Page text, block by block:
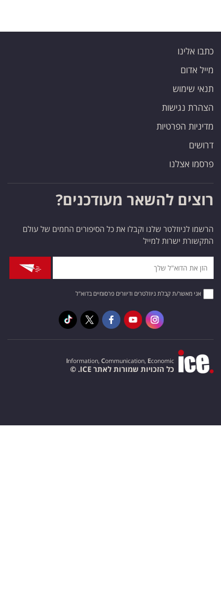
כתבו אלינו
מייל אדום
תנאי שימוש
הצהרת נגישות
מדיניות הפרטיות
דרושים
פרסמו אצלנו
רוצים להשאר מעודכנים?
הרשמו לניוזלטר שלנו וקבלו את כל הסיפורים החמים של עולם
התקשורת ישרות למייל
אני מאשר/ת קבלת ניוזלטרים ודיוורים פרסומיים בדוא"ל
Information, Communication, Economic
כל הזכויות שמורות לאתר ICE. ©